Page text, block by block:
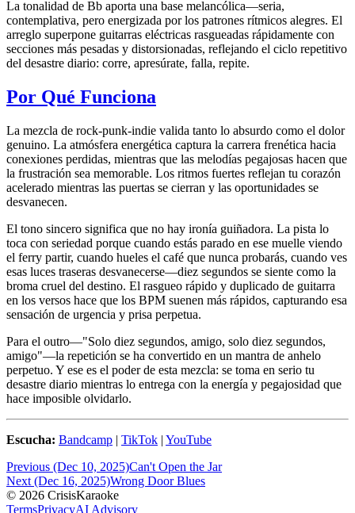
La tonalidad de Bb aporta una base melancólica—seria,
contemplativa, pero energizada por los patrones rítmicos alegres. El
arreglo superpone guitarras eléctricas rasgueadas rápidamente con
secciones más pesadas y distorsionadas, reflejando el ciclo repetitivo
del desastre diario: corre, apresúrate, falla, repite.
Por Qué Funciona
La mezcla de rock-punk-indie valida tanto lo absurdo como el dolor
genuino. La atmósfera energética captura la carrera frenética hacia
conexiones perdidas, mientras que las melodías pegajosas hacen que
la frustración sea memorable. Los ritmos fuertes reflejan tu corazón
acelerado mientras las puertas se cierran y las oportunidades se
desvanecen.
El tono sincero significa que no hay ironía guiñadora. La pista lo
toca con seriedad porque cuando estás parado en ese muelle viendo
el ferry partir, cuando hueles el café que nunca probarás, cuando ves
esas luces traseras desvanecerse—diez segundos se siente como la
broma cruel del destino. El rasgueo rápido y duplicado de guitarra
en los versos hace que los BPM suenen más rápidos, capturando esa
sensación de urgencia y prisa perpetua.
Para el outro—"Solo diez segundos, amigo, solo diez segundos,
amigo"—la repetición se ha convertido en un mantra de anhelo
perpetuo. Y ese es el poder de esta mezcla: se toma en serio tu
desastre diario mientras lo entrega con la energía y pegajosidad que
hace imposible olvidarlo.
Escucha: Bandcamp | TikTok | YouTube
Previous (Dec 10, 2025)Can't Open the Jar
Next (Dec 16, 2025)Wrong Door Blues
© 2026 CrisisKaraoke
TermsPrivacyAI Advisory